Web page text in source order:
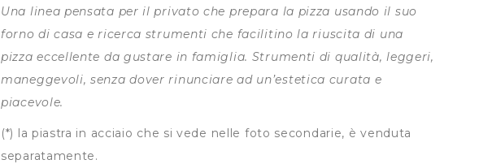
Una linea pensata per il privato che prepara la pizza usando il suo
forno di casa e ricerca strumenti che facilitino la riuscita di una
pizza eccellente da gustare in famiglia. Strumenti di qualità, leggeri,
maneggevoli, senza dover rinunciare ad un’estetica curata e
piacevole.
(*) la piastra in acciaio che si vede nelle foto secondarie, è venduta
separatamente.